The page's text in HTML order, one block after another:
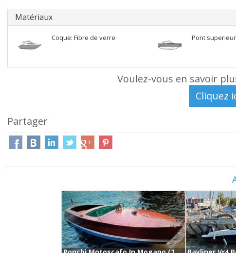
Matériaux
Coque: Fibre de verre Pont
Voulez-vous en savoir
Partager